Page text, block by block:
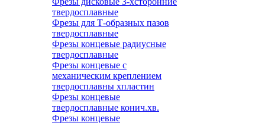
твердосплавные
Фрезы для Т-образных пазов
твердосплавные
Фрезы концевые радиусные
твердосплавные
Фрезы концевые с
механическим креплением
твердосплавны хпластин
Фрезы концевые
твердосплавные конич.хв.
Фрезы концевые